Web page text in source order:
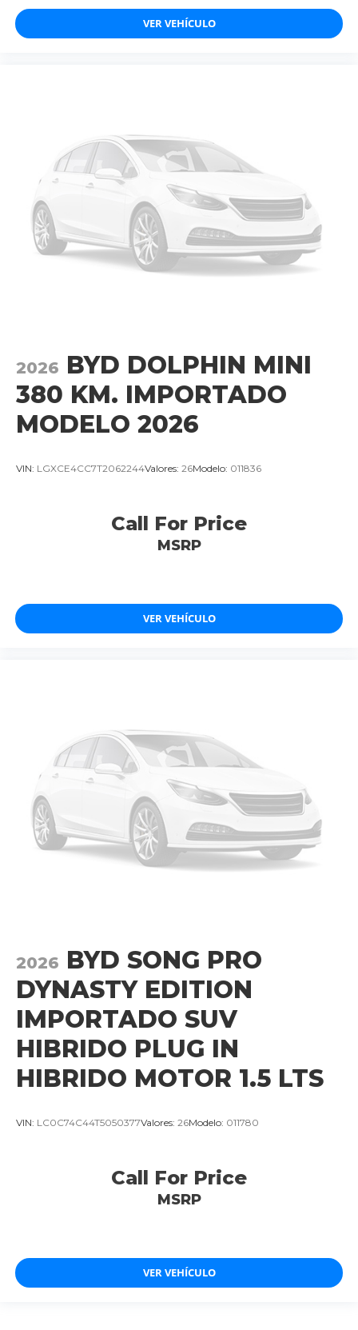
VER VEHÍCULO
2026 BYD DOLPHIN MINI
380 KM. IMPORTADO
MODELO 2026
VIN: LGXCE4CC7T2062244Valores: 26Modelo: 011836
Call For Price
MSRP
VER VEHÍCULO
2026 BYD SONG PRO
DYNASTY EDITION
IMPORTADO SUV
HIBRIDO PLUG IN
HIBRIDO MOTOR 1.5 LTS
VIN: LC0C74C44T5050377Valores: 26Modelo: 011780
Call For Price
MSRP
VER VEHÍCULO